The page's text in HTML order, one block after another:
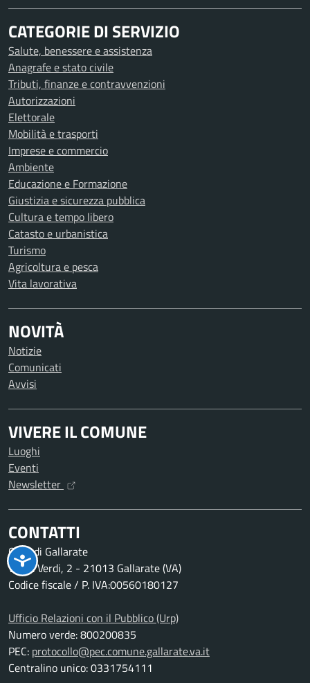
CATEGORIE DI SERVIZIO
Salute, benessere e assistenza
Anagrafe e stato civile
Tributi, finanze e contravvenzioni
Autorizzazioni
Elettorale
Mobilità e trasporti
Imprese e commercio
Ambiente
Educazione e Formazione
Giustizia e sicurezza pubblica
Cultura e tempo libero
Catasto e urbanistica
Turismo
Agricoltura e pesca
Vita lavorativa
NOVITÀ
Notizie
Comunicati
Avvisi
VIVERE IL COMUNE
Luoghi
Eventi
Newsletter
CONTATTI
Città di Gallarate
Via G. Verdi, 2 - 21013 Gallarate (VA)
Codice fiscale / P. IVA:00560180127
Ufficio Relazioni con il Pubblico (Urp)
Numero verde: 800200835
PEC: protocollo@pec.comune.gallarate.va.it
Centralino unico: 0331754111